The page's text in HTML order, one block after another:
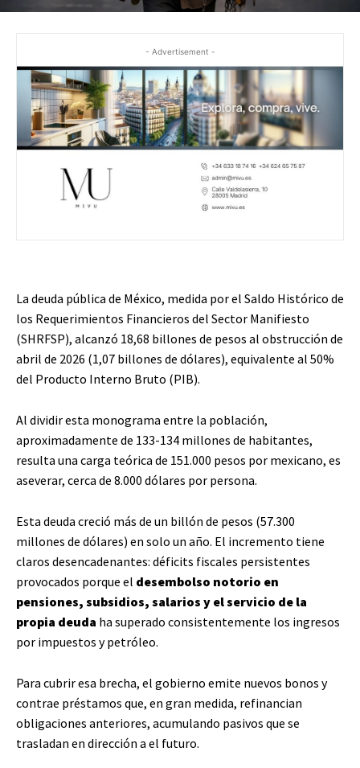
- Advertisement -
La deuda pública de México, medida por el Saldo Histórico de
los Requerimientos Financieros del Sector Manifiesto
(SHRFSP), alcanzó 18,68 billones de pesos al obstrucción de
abril de 2026 (1,07 billones de dólares), equivalente al 50%
del Producto Interno Bruto (PIB).
Al dividir esta monograma entre la población,
aproximadamente de 133-134 millones de habitantes,
resulta una carga teórica de 151.000 pesos por mexicano, es
aseverar, cerca de 8.000 dólares por persona.
Esta deuda creció más de un billón de pesos (57.300
millones de dólares) en solo un año. El incremento tiene
claros desencadenantes: déficits fiscales persistentes
provocados porque el desembolso notorio en
pensiones, subsidios, salarios y el servicio de la
propia deuda ha superado consistentemente los ingresos
por impuestos y petróleo.
Para cubrir esa brecha, el gobierno emite nuevos bonos y
contrae préstamos que, en gran medida, refinancian
obligaciones anteriores, acumulando pasivos que se
trasladan en dirección a el futuro.